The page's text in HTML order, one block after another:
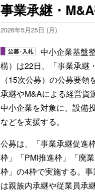
事業承継・
2026年5月25日 (月)
中小企業基盤
構）は22日、「事業承継
（15次公募）の公募要領
承継やM&Aによる経営資
中小企業を対象に、設備
などを支援する。
公募は、「事業承継促進
枠」「PMI推進枠」「廃
枠」の4枠で実施する。
は親族内承継や従業員承